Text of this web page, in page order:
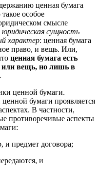
ценная бумага
особое
смысле
сущность
характер: ценная бумага
право, и вещь. Или,
ценная бумага есть
или вещь, но лишь в
ценной бумаги.
бумаги проявляется
В частности,
противоречивые аспекты
и предмет договора;
и